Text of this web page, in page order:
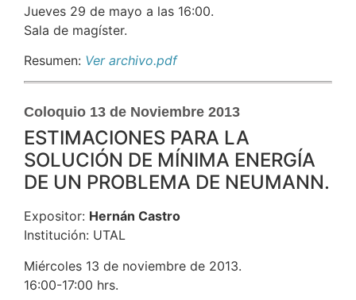
Jueves 29 de mayo a las 16:00.
Sala de magíster.
Resumen: Ver archivo.pdf
Coloquio 13 de Noviembre 2013
ESTIMACIONES PARA LA
SOLUCIÓN DE MÍNIMA ENERGÍA
DE UN PROBLEMA DE NEUMANN.
Expositor: Hernán Castro
Institución: UTAL
Miércoles 13 de noviembre de 2013.
16:00-17:00 hrs.